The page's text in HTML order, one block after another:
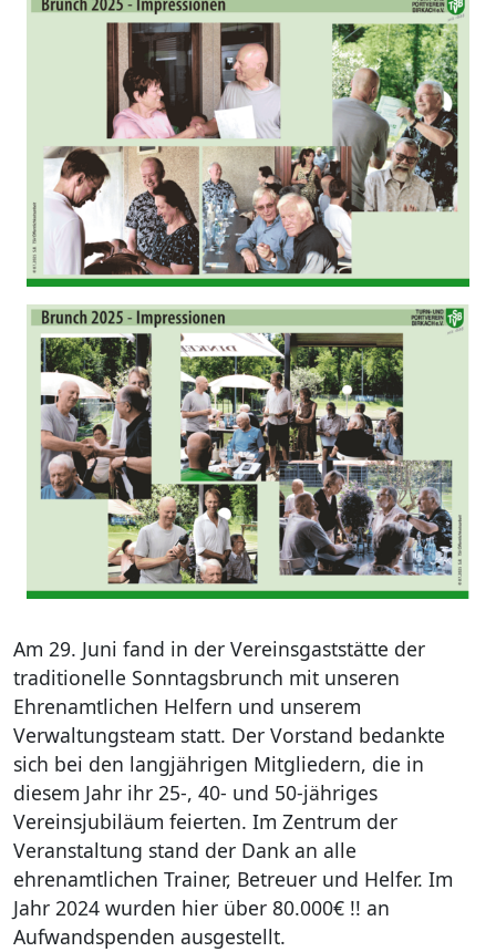
Am 29. Juni fand in der Vereinsgaststätte der
traditionelle Sonntagsbrunch mit unseren
Ehrenamtlichen Helfern und unserem
Verwaltungsteam statt. Der Vorstand bedankte
sich bei den langjährigen Mitgliedern, die in
diesem Jahr ihr 25-, 40- und 50-jähriges
Vereinsjubiläum feierten. Im Zentrum der
Veranstaltung stand der Dank an alle
ehrenamtlichen Trainer, Betreuer und Helfer. Im
Jahr 2024 wurden hier über 80.000€ !! an
Aufwandspenden ausgestellt.